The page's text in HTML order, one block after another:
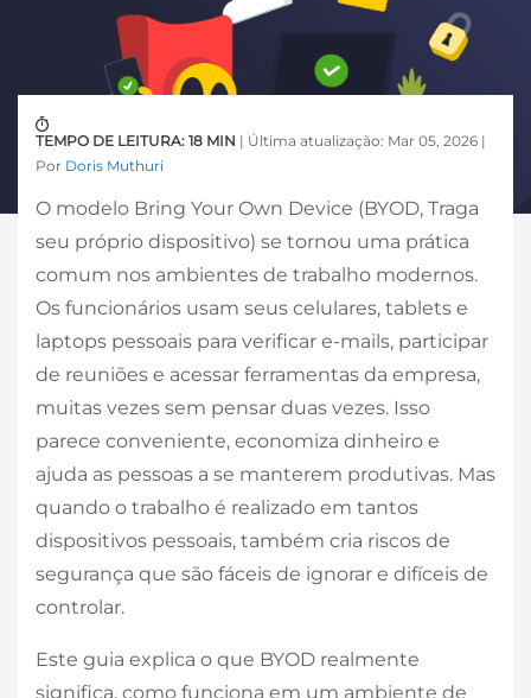
TEMPO DE LEITURA: 18 MIN | Última atualização: Mar 05, 2026 |
Por Doris Muthuri
O modelo Bring Your Own Device (BYOD, Traga
seu próprio dispositivo) se tornou uma prática
comum nos ambientes de trabalho modernos.
Os funcionários usam seus celulares, tablets e
laptops pessoais para verificar e-mails, participar
de reuniões e acessar ferramentas da empresa,
muitas vezes sem pensar duas vezes. Isso
parece conveniente, economiza dinheiro e
ajuda as pessoas a se manterem produtivas. Mas
quando o trabalho é realizado em tantos
dispositivos pessoais, também cria riscos de
segurança que são fáceis de ignorar e difíceis de
controlar.
Este guia explica o que BYOD realmente
significa, como funciona em um ambiente de